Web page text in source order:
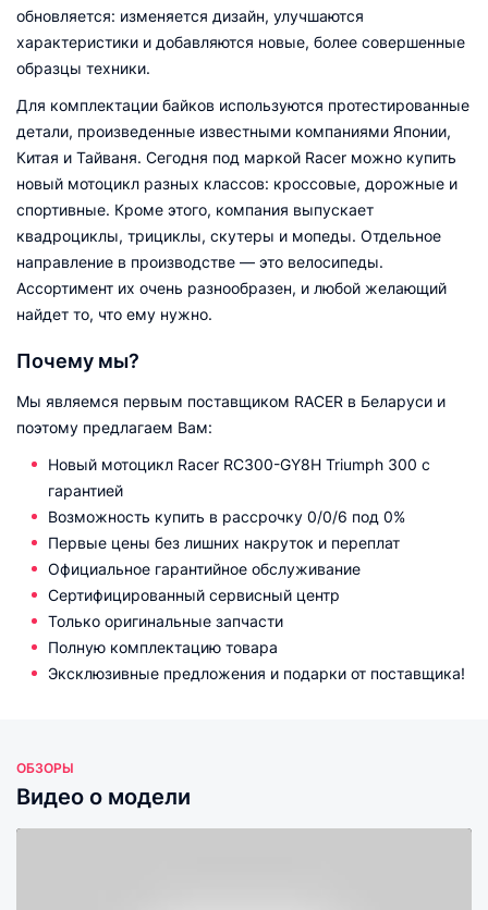
обновляется: изменяется дизайн, улучшаются
характеристики и добавляются новые, более совершенные
образцы техники.
Для комплектации байков используются протестированные
детали, произведенные известными компаниями Японии,
Китая и Тайваня. Сегодня под маркой Racer можно купить
новый мотоцикл разных классов: кроссовые, дорожные и
спортивные. Кроме этого, компания выпускает
квадроциклы, трициклы, скутеры и мопеды. Отдельное
направление в производстве — это велосипеды.
Ассортимент их очень разнообразен, и любой желающий
найдет то, что ему нужно.
Почему мы?
Мы являемся первым поставщиком RACER в Беларуси и
поэтому предлагаем Вам:
Новый мотоцикл Racer RC300-GY8H Triumph 300 с
гарантией
Возможность купить в рассрочку 0/0/6 под 0%
Первые цены без лишних накруток и переплат
Официальное гарантийное обслуживание
Сертифицированный сервисный центр
Только оригинальные запчасти
Полную комплектацию товара
Эксклюзивные предложения и подарки от поставщика!
ОБЗОРЫ
Видео о модели